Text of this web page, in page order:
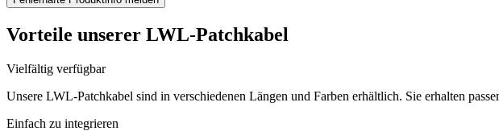
Vorteile unserer LWL-Patchkabel
Vielfältig verfügbar
Unsere LWL-Patchkabel sind in verschiedenen Längen und Farben erhältlich. Sie erhalten
Einfach zu integrieren